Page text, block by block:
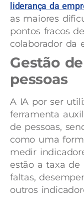
liderança da
as maiores
pontos fracos
colaborador da
Gestão de
pessoas
A IA por ser
ferramenta
de pessoas,
como uma
medir
estão a taxa de
faltas,
outros